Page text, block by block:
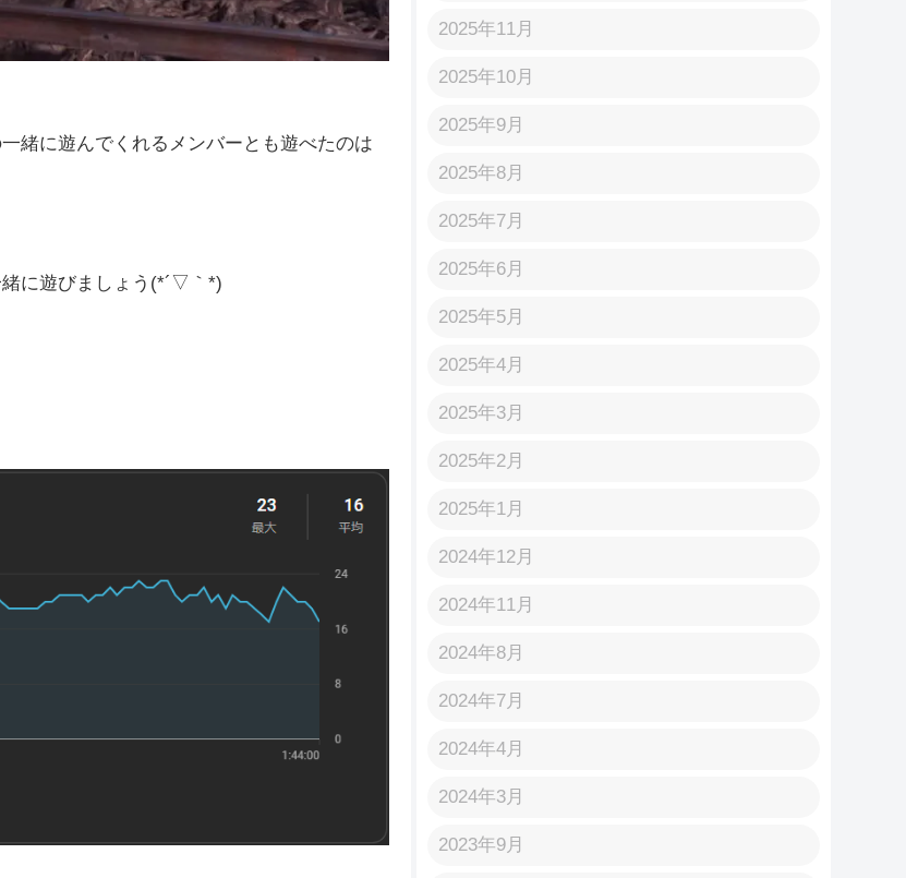
緒に遊んでくれるメンバーとも遊べたのは
緒に遊びましょう(*´▽｀*)
2025年11月
2025年10月
2025年9月
2025年8月
2025年7月
2025年6月
2025年5月
2025年4月
2025年3月
2025年2月
2025年1月
2024年12月
2024年11月
2024年8月
2024年7月
2024年4月
2024年3月
2023年9月